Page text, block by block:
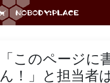
「このページ
ん！」と担当者